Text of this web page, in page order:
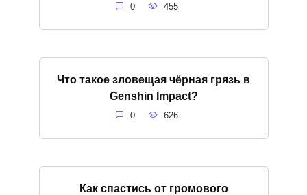
0 455
Что такое зловещая чёрная грязь в
Genshin Impact?
0 626
Как спастись от громового